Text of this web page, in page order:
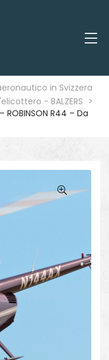
in Svizzera
- BALZERS >
ROBINSON R44 – Da